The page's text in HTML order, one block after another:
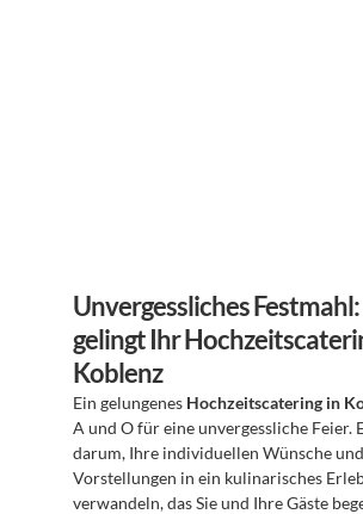
Unvergessliches Festmahl:
gelingt Ihr
Koblenz
Ein gelungenes Hochzeitscatering in
A und O für eine unvergessliche Feier.
darum, Ihre individuellen Wünsche und
Vorstellungen in ein kulinarisches
verwandeln, das Sie und Ihre Gäste